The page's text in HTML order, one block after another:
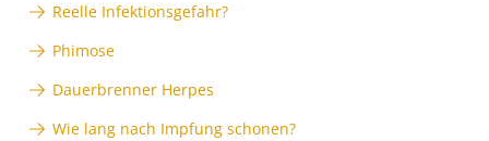
Reelle Infektionsgefahr?
Phimose
Dauerbrenner Herpes
Wie lang nach Impfung schonen?